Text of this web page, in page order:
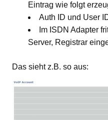
Eintrag wie folgt
Auth ID und User
Im ISDN Adapter
Server, Registrar
Das sieht z.B. so aus: